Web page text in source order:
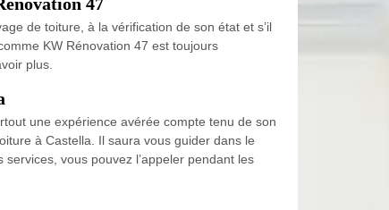
de toiture, à la vérification de son état et s’il
KW Rénovation 47 est toujours
plus.
une expérience avérée compte tenu de son
à Castella. Il saura vous guider dans le
vous pouvez l’appeler pendant les